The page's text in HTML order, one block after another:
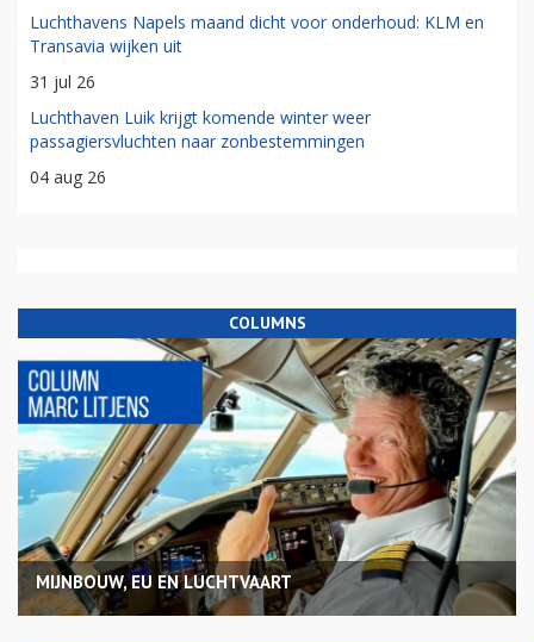
Luchthavens Napels maand dicht voor onderhoud: KLM en
Transavia wijken uit
31 jul 26
Luchthaven Luik krijgt komende winter weer
passagiersvluchten naar zonbestemmingen
04 aug 26
COLUMNS
MIJNBOUW, EU EN LUCHTVAART